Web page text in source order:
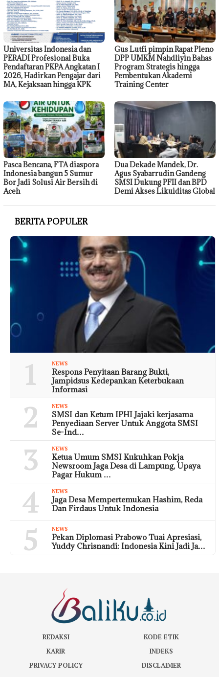
Universitas Indonesia dan
PERADI Profesional Buka
Pendaftaran PKPA Angkatan I
2026, Hadirkan Pengajar dari
MA, Kejaksaan hingga KPK
Gus Lutfi pimpin Rapat Pleno
DPP UMKM Nahdliyin Bahas
Program Strategis hingga
Pembentukan Akademi
Training Center
Pasca Bencana, FTA diaspora
Indonesia bangun 5 Sumur
Bor Jadi Solusi Air Bersih di
Aceh
Dua Dekade Mandek, Dr.
Agus Syabarrudin Gandeng
SMSI Dukung PFII dan BPD
Demi Akses Likuiditas Global
BERITA POPULER
1 NEWS
Respons Penyitaan Barang Bukti,
Jampidsus Kedepankan Keterbukaan
Informasi
2 NEWS
SMSI dan Ketum IPHI Jajaki kerjasama
Penyediaan Server Untuk Anggota SMSI
Se-Ind…
3 NEWS
Ketua Umum SMSI Kukuhkan Pokja
Newsroom Jaga Desa di Lampung, Upaya
Pagar Hukum …
4 NEWS
Jaga Desa Mempertemukan Hashim, Reda
Dan Firdaus Untuk Indonesia
5 NEWS
Pekan Diplomasi Prabowo Tuai Apresiasi,
Yuddy Chrisnandi: Indonesia Kini Jadi Ja…
REDAKSI
KODE ETIK
KARIR
INDEKS
PRIVACY POLICY
DISCLAIMER